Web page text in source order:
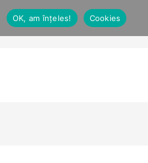
OK, am înțeles! Cookies